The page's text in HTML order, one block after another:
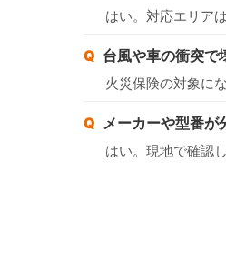
はい。対応エリア
台風や車の衝突で
火災保険の対象に
メーカーや型番が
はい。現地で確認